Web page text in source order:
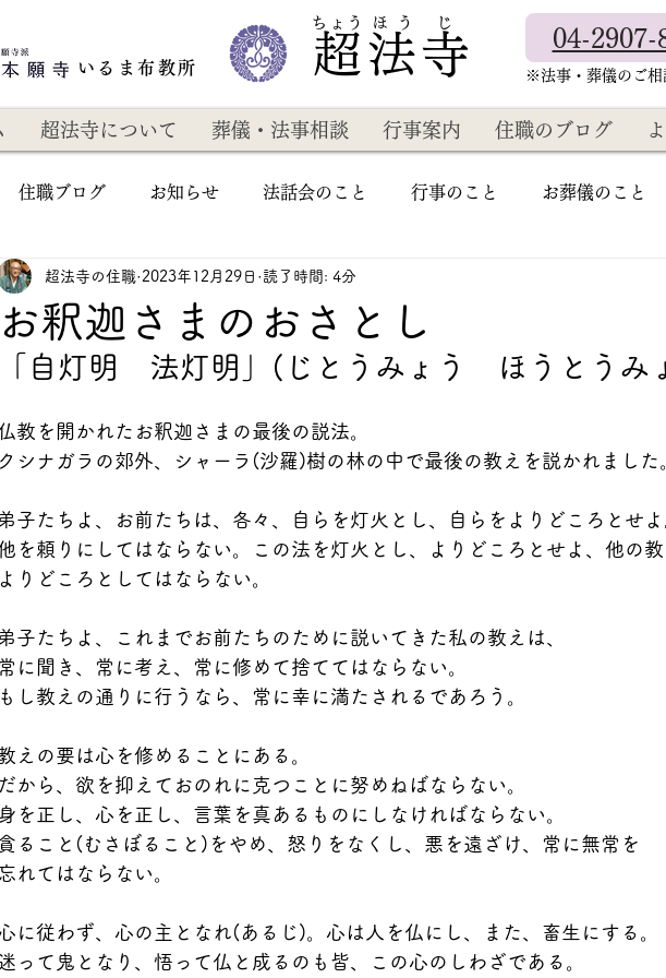
いるま布教所 超法寺
​ちょう ほ う じ
04-2907-
​※法事・葬儀のご相
超法寺について 葬儀・法事相談 行事案内 住職のブログ
住職ブログ お知らせ 法話会のこと 行事のこと お葬儀のこと
お釈迦さまのおさとし
超法寺の住職 2023年12月29日 読了時間: 4分
「自灯明　法灯明」(じとうみょう　ほうとうみ
教を開かれたお釈迦さまの最後の説法。
クシナガラの郊外、シャーラ(沙羅)樹の林の中で最後の教えを説かれました
弟子たちよ、お前たちは、各々、自らを灯火とし、自らをよりどころとせ
を頼りにしてはならない。この法を灯火とし、よりどころとせよ、他の
よりどころとしてはならない。
弟子たちよ、これまでお前たちのために説いてきた私の教えは、
常に聞き、常に考え、常に修めて捨ててはならない。
もし教えの通りに行うなら、常に幸に満たされるであろう。
えの要は心を修めることにある。
だから、欲を抑えておのれに克つことに努めねばならない。
身を正し、心を正し、言葉を真あるものにしなければならない。
ること(むさぼること)をやめ、怒りをなくし、悪を遠ざけ、常に無常を
れてはならない。
に従わず、心の主となれ(あるじ)。心は人を仏にし、また、畜生にする。
って鬼となり、悟って仏と成るのも皆、この心のしわざである。